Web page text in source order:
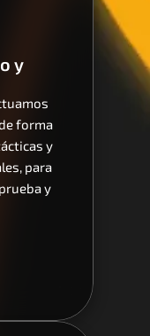
y
forma
y
para
y